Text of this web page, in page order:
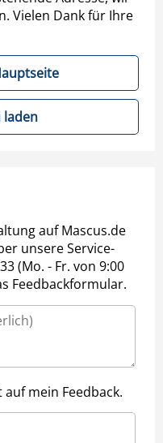
Vielen Dank für Ihre
laden
auf Mascus.de
unsere Service-
(Mo. - Fr. von 9:00
Feedbackformular.
mein Feedback.